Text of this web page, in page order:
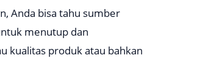
Anda bisa tahu sumber
menutup dan
kualitas produk atau bahkan